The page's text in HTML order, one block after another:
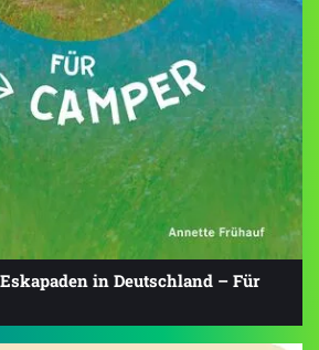
in Deutschland – Für